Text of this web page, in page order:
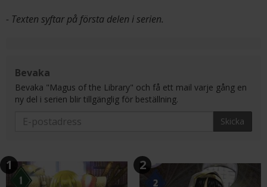
- Texten syftar på första delen i serien.
Bevaka
Bevaka "Magus of the Library" och få ett mail varje gång en
ny del i serien blir tillgänglig för beställning.
Skicka
1 2